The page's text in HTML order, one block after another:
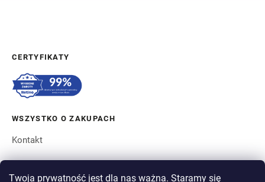
Twoja prywatność jest dla nas ważna. Staramy się
CERTYFIKATY
WSZYSTKO O ZAKUPACH
Kontakt